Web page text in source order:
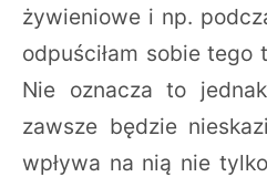
żywieniowe i np.
odpuściłam sobie tego
Nie oznacza to
zawsze będzie
wpływa na nią nie